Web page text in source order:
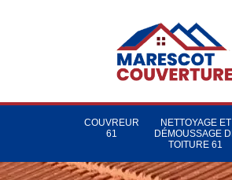
COUVREUR
61
NETTOYAGE ET
DÉMOUSSAGE
TOITURE 61